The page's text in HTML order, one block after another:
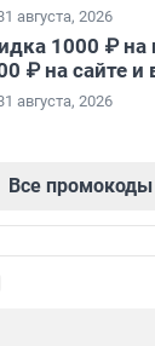
августа, 2026
1000 ₽ на
₽ на сайте
августа, 2026
Все промокоды